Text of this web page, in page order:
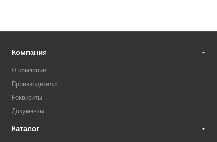
Компания
О компании
Производители
Реквизиты
Документы
Каталог